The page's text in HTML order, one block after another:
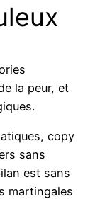
la peur, et
copy
sans
est sans
martingales